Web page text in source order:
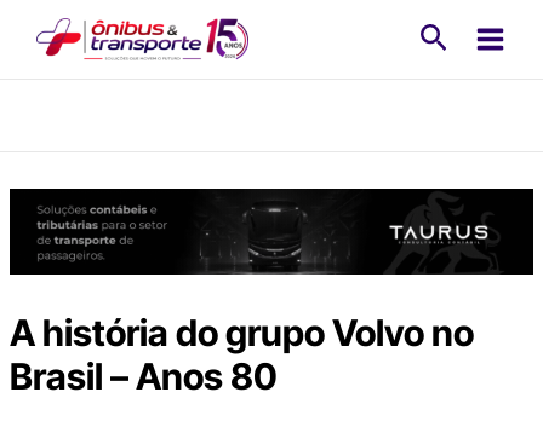
A história do grupo Volvo no
Brasil – Anos 80